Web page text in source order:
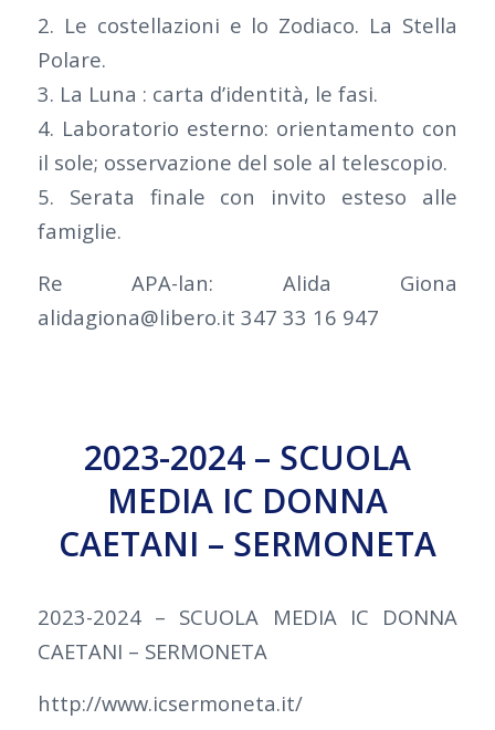
2. Le costellazioni e lo Zodiaco. La Stella
Polare.
3. La Luna : carta d’identità, le fasi.
4. Laboratorio esterno: orientamento con
il sole; osservazione del sole al telescopio.
5. Serata finale con invito esteso alle
famiglie.
Re APA-lan: Alida Giona
alidagiona@libero.it 347 33 16 947
2023-2024 – SCUOLA
MEDIA IC DONNA
CAETANI – SERMONETA
2023-2024 – SCUOLA MEDIA IC DONNA
CAETANI – SERMONETA
http://www.icsermoneta.it/